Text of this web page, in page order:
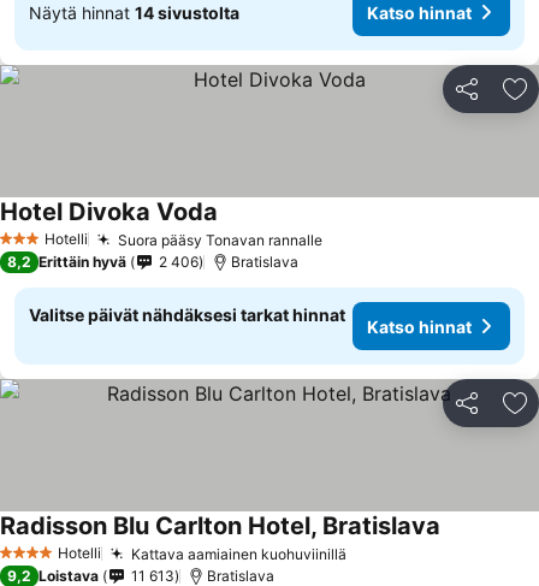
Näytä hinnat 14 sivustolta Katso hinnat
Jaa
3 Tähtiluokitus
Hotelli Suora pääsy Tonavan rannalle
Hotel Divoka Voda
8,2 Erittäin hyvä 2 406 Bratislava
Valitse päivät nähdäksesi tarkat hinnat
Katso hinnat
Jaa
4 Tähtiluokitus
Hotelli Kattava aamiainen kuohuviinillä
Radisson Blu Carlton Hotel, Bratislava
9,2 Loistava 11 613 Bratislava